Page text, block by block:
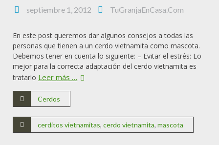
septiembre 1, 2012 TuGranjaEnCasa.Com
En este post queremos dar algunos consejos a todas las
personas que tienen a un cerdo vietnamita como mascota.
Debemos tener en cuenta lo siguiente: – Evitar el estrés: Lo
mejor para la correcta adaptación del cerdo vietnamita es
tratarlo Leer más …
Cerdos
cerditos vietnamitas,cerdo vietnamita,mascota